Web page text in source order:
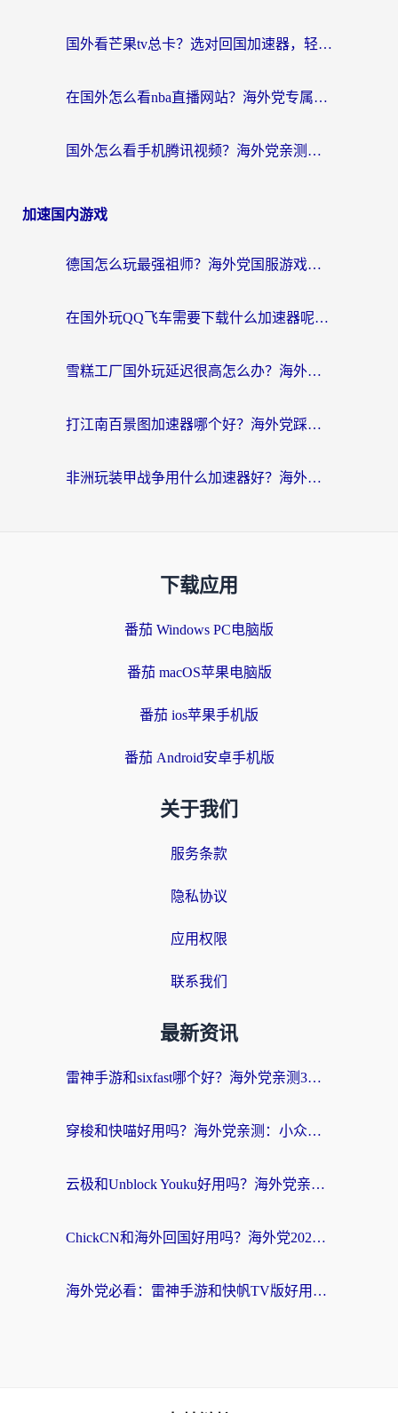
国外看芒果tv总卡？选对回国加速器，轻松追《浪姐》不费劲
在国外怎么看nba直播网站？海外党专属体育观赛指南，告别地区限制！
国外怎么看手机腾讯视频？海外党亲测有效的追剧加速器选择指南
加速国内游戏
德国怎么玩最强祖师？海外党国服游戏加速器选择全攻略（附宝可梦Online实测）
在国外玩QQ飞车需要下载什么加速器呢？海外党亲测有效的国服游戏加速指南
雪糕工厂国外玩延迟很高怎么办？海外玩家国服游戏加速终极攻略（附实测推荐）
打江南百景图加速器哪个好？海外党踩坑N次后，终于找到不卡的秘诀
非洲玩装甲战争用什么加速器好？海外党亲测有效的国服游戏加速方案
下载应用
番茄 Windows PC电脑版
番茄 macOS苹果电脑版
番茄 ios苹果手机版
番茄 Android安卓手机版
关于我们
服务条款
隐私协议
应用权限
联系我们
最新资讯
雷神手游和sixfast哪个好？海外党亲测3款回国加速器，教你选对不踩坑
穿梭和快喵好用吗？海外党亲测：小众加速器对比+番茄加速器深度体验
云极和Unblock Youku好用吗？海外党亲测+2026回国加速器避坑指南
ChickCN和海外回国好用吗？海外党2026亲测：从手游到影音，选对加速器的3个关键
海外党必看：雷神手游和快帆TV版好用吗？3步选对回国加速器不踩坑